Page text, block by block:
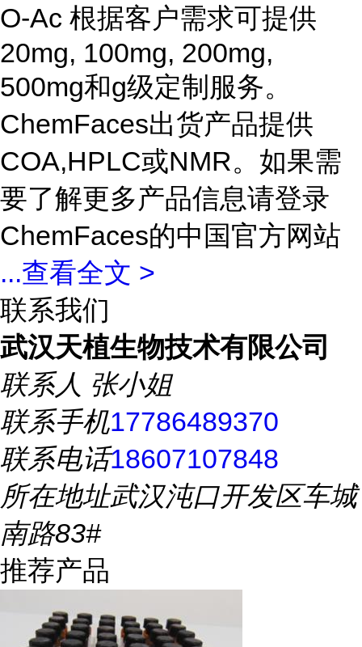
O-Ac 根据客户需求可提供
20mg, 100mg, 200mg,
500mg和g级定制服务。
ChemFaces出货产品提供
COA,HPLC或NMR。如果需
要了解更多产品信息请登录
ChemFaces的中国官方网站
...查看全文 >
联系我们
武汉天植生物技术有限公司
联系人 张小姐
联系手机17786489370
联系电话18607107848
所在地址武汉沌口开发区车城
南路83#
推荐产品